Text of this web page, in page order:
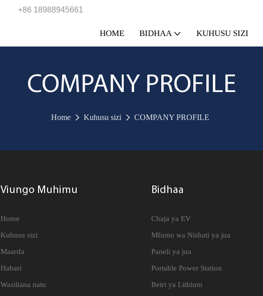
+86 18988945661
HOME BIDHAA KUHUSU SIZI
COMPANY PROFILE
Home Kuhusu sizi COMPANY PROFILE
Viungo Muhimu
Home
Kuhusu sizi
Maarifa
Habari
Wasiliana natu
Bidhaa
Chaja ya EV
Mfumo wa Nishati ya jua
Paneli ya jua
Portable Power Station
Betri ya Lithium